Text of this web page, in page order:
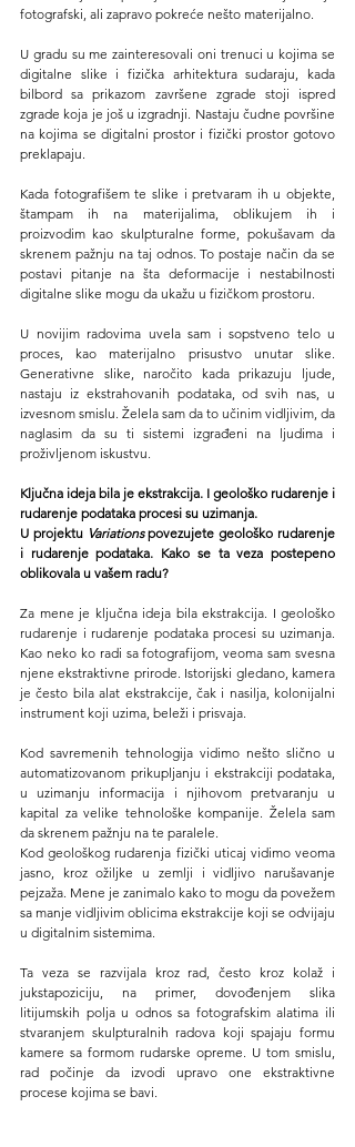
fotografski, ali zapravo pokreće nešto materijalno.
U gradu su me zainteresovali oni trenuci u kojima se
digitalne slike i fizička arhitektura sudaraju, kada
bilbord sa prikazom završene zgrade stoji ispred
zgrade koja je još u izgradnji. Nastaju čudne površine
na kojima se digitalni prostor i fizički prostor gotovo
preklapaju.
Kada fotografišem te slike i pretvaram ih u objekte,
štampam ih na materijalima, oblikujem ih i
proizvodim kao skulpturalne forme, pokušavam da
skrenem pažnju na taj odnos. To postaje način da se
postavi pitanje na šta deformacije i nestabilnosti
digitalne slike mogu da ukažu u fizičkom prostoru.
U novijim radovima uvela sam i sopstveno telo u
proces, kao materijalno prisustvo unutar slike.
Generativne slike, naročito kada prikazuju ljude,
nastaju iz ekstrahovanih podataka, od svih nas, u
izvesnom smislu. Želela sam da to učinim vidljivim, da
naglasim da su ti sistemi izgrađeni na ljudima i
proživljenom iskustvu.
Ključna ideja bila je ekstrakcija. I geološko rudarenje i
rudarenje podataka procesi su uzimanja.
U projektu Variations povezujete geološko rudarenje
i rudarenje podataka. Kako se ta veza postepeno
oblikovala u vašem radu?
Za mene je ključna ideja bila ekstrakcija. I geološko
rudarenje i rudarenje podataka procesi su uzimanja.
Kao neko ko radi sa fotografijom, veoma sam svesna
njene ekstraktivne prirode. Istorijski gledano, kamera
je često bila alat ekstrakcije, čak i nasilja, kolonijalni
instrument koji uzima, beleži i prisvaja.
Kod savremenih tehnologija vidimo nešto slično u
automatizovanom prikupljanju i ekstrakciji podataka,
u uzimanju informacija i njihovom pretvaranju u
kapital za velike tehnološke kompanije. Želela sam
da skrenem pažnju na te paralele.
Kod geološkog rudarenja fizički uticaj vidimo veoma
jasno, kroz ožiljke u zemlji i vidljivo narušavanje
pejzaža. Mene je zanimalo kako to mogu da povežem
sa manje vidljivim oblicima ekstrakcije koji se odvijaju
u digitalnim sistemima.
Ta veza se razvijala kroz rad, često kroz kolaž i
jukstapoziciju, na primer, dovođenjem slika
litijumskih polja u odnos sa fotografskim alatima ili
stvaranjem skulpturalnih radova koji spajaju formu
kamere sa formom rudarske opreme. U tom smislu,
rad počinje da izvodi upravo one ekstraktivne
procese kojima se bavi.